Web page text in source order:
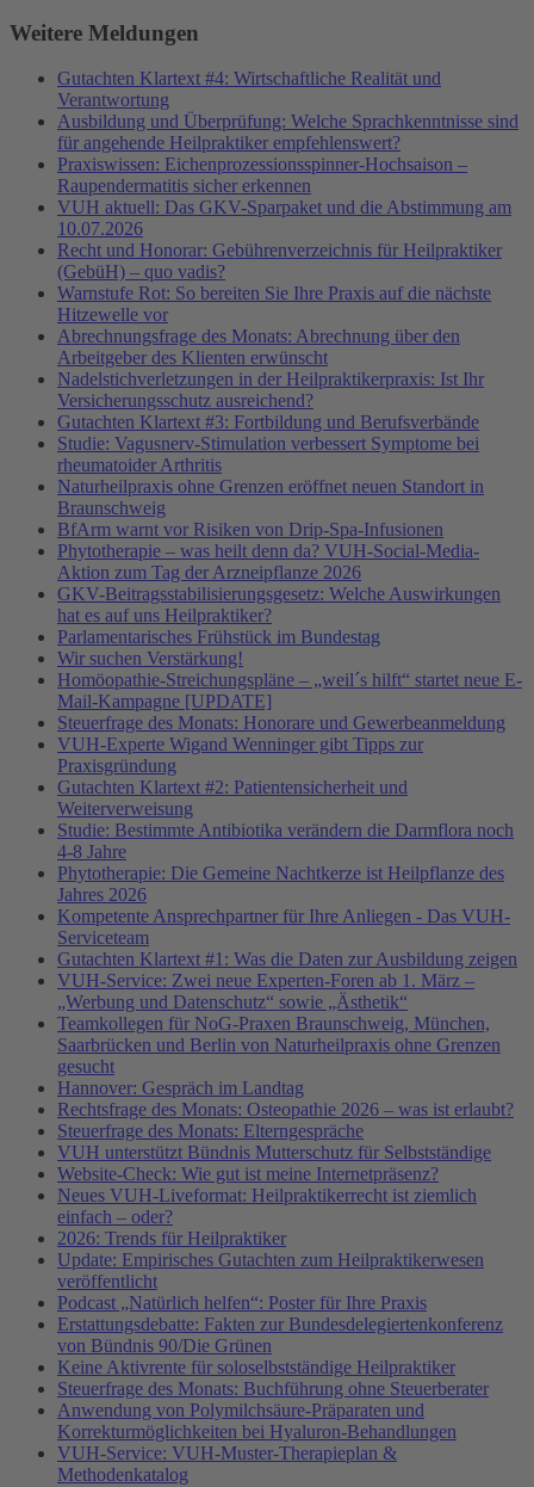
Weitere Meldungen
Gutachten Klartext #4: Wirtschaftliche Realität und
Verantwortung
Ausbildung und Überprüfung: Welche Sprachkenntnisse sind
für angehende Heilpraktiker empfehlenswert?
Praxiswissen: Eichenprozessionsspinner-Hochsaison –
Raupendermatitis sicher erkennen
VUH aktuell: Das GKV-Sparpaket und die Abstimmung am
10.07.2026
Recht und Honorar: Gebührenverzeichnis für Heilpraktiker
(GebüH) – quo vadis?
Warnstufe Rot: So bereiten Sie Ihre Praxis auf die nächste
Hitzewelle vor
Abrechnungsfrage des Monats: Abrechnung über den
Arbeitgeber des Klienten erwünscht
Nadelstichverletzungen in der Heilpraktikerpraxis: Ist Ihr
Versicherungsschutz ausreichend?
Gutachten Klartext #3: Fortbildung und Berufsverbände
Studie: Vagusnerv-Stimulation verbessert Symptome bei
rheumatoider Arthritis
Naturheilpraxis ohne Grenzen eröffnet neuen Standort in
Braunschweig
BfArm warnt vor Risiken von Drip-Spa-Infusionen
Phytotherapie – was heilt denn da? VUH-Social-Media-
Aktion zum Tag der Arzneipflanze 2026
GKV-Beitragsstabilisierungsgesetz: Welche Auswirkungen
hat es auf uns Heilpraktiker?
Parlamentarisches Frühstück im Bundestag
Wir suchen Verstärkung!
Homöopathie-Streichungspläne – „weil´s hilft“ startet neue E-
Mail-Kampagne [UPDATE]
Steuerfrage des Monats: Honorare und Gewerbeanmeldung
VUH-Experte Wigand Wenninger gibt Tipps zur
Praxisgründung
Gutachten Klartext #2: Patientensicherheit und
Weiterverweisung
Studie: Bestimmte Antibiotika verändern die Darmflora noch
4-8 Jahre
Phytotherapie: Die Gemeine Nachtkerze ist Heilpflanze des
Jahres 2026
Kompetente Ansprechpartner für Ihre Anliegen - Das VUH-
Serviceteam
Gutachten Klartext #1: Was die Daten zur Ausbildung zeigen
VUH-Service: Zwei neue Experten-Foren ab 1. März –
„Werbung und Datenschutz“ sowie „Ästhetik“
Teamkollegen für NoG-Praxen Braunschweig, München,
Saarbrücken und Berlin von Naturheilpraxis ohne Grenzen
gesucht
Hannover: Gespräch im Landtag
Rechtsfrage des Monats: Osteopathie 2026 – was ist erlaubt?
Steuerfrage des Monats: Elterngespräche
VUH unterstützt Bündnis Mutterschutz für Selbstständige
Website-Check: Wie gut ist meine Internetpräsenz?
Neues VUH-Liveformat: Heilpraktikerrecht ist ziemlich
einfach – oder?
2026: Trends für Heilpraktiker
Update: Empirisches Gutachten zum Heilpraktikerwesen
veröffentlicht
Podcast „Natürlich helfen“: Poster für Ihre Praxis
Erstattungsdebatte: Fakten zur Bundesdelegiertenkonferenz
von Bündnis 90/Die Grünen
Keine Aktivrente für soloselbstständige Heilpraktiker
Steuerfrage des Monats: Buchführung ohne Steuerberater
Anwendung von Polymilchsäure-Präparaten und
Korrekturmöglichkeiten bei Hyaluron-Behandlungen
VUH-Service: VUH-Muster-Therapieplan &
Methodenkatalog